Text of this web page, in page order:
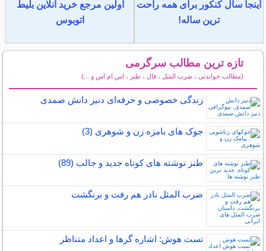
اینجا سال کنکور برای همه راحت
ترین ساله!
اولین مرجع خرید آنلاین بلیط
اتوبوس
تازه ترین مطالب سرگرمی
(مطالب خواندنی ، ضرب المثل ، فال ، طنز ، اس ام اس و ...)
زندگی خصوصی و حرفه‌ای دنیز دانش صمدی
جوک های بامزه زن و شوهری (3)
طنز نوشته های کوتاه جدید و جالب (89)
ضرب المثل نادر هم رفت و برنگشت
تست هوش: اشاره گرها و اعداد متناظر